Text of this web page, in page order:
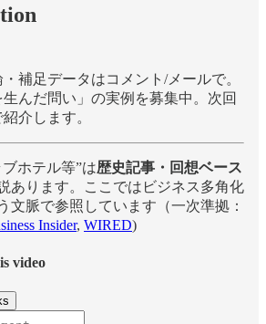
補足データはコメント/メールで。
んだ問い」の実例を募集中。次回
介します。
ホテル等”は歴史記事・回想ベース
あります。ここではビジネス多角化
脈で参照しています（一次準拠：
Insider, WIRED)
video